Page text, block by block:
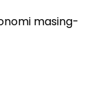
masing-